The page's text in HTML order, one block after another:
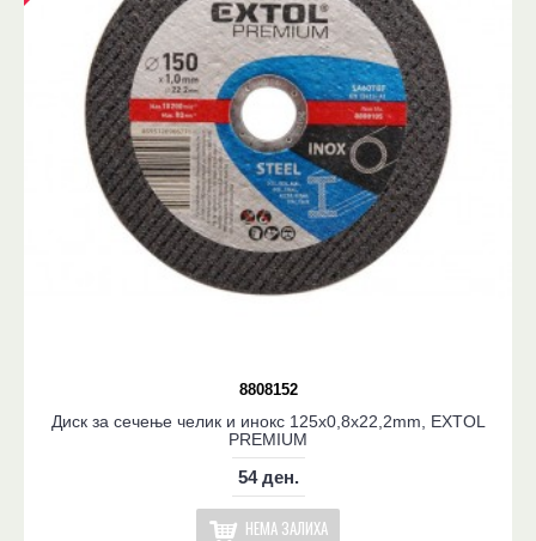
8808152
Диск за сечење челик и инокс 125x0,8x22,2mm, EXTOL
PREMIUM
54 ден.
НЕМА ЗАЛИХА